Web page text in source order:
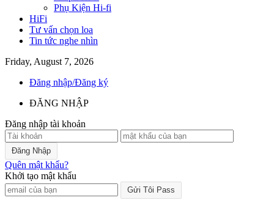
Phụ Kiện Hi-fi
HiFi
Tư vấn chọn loa
Tin tức nghe nhìn
Friday, August 7, 2026
Đăng nhập/Đăng ký
ĐĂNG NHẬP
Đăng nhập tài khoản
Quên mật khẩu?
Khởi tạo mật khẩu